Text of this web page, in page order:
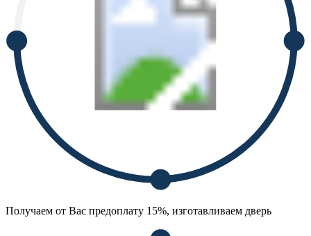
Получаем от Вас предоплату 15%, изготавливаем дверь